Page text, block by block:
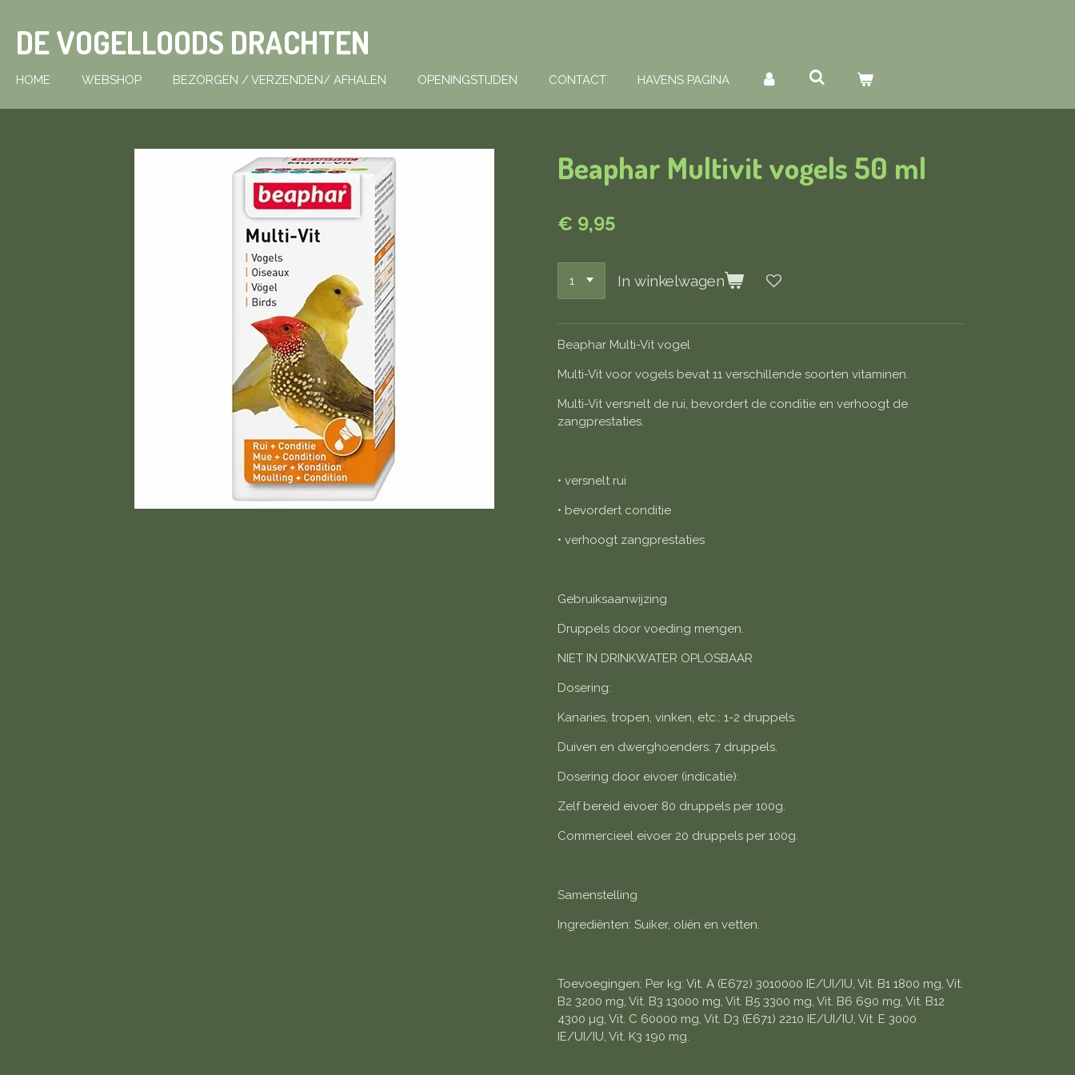
direct
naar
hoofdinhoud
DE VOGELLOODS DRACHTEN
HOME WEBSHOP BEZORGEN / VERZENDEN/ AFHALEN OPENINGSTIJDEN CONTACT HAVENS PAGINA
Beaphar Multivit vogels 50 ml
€ 9,95
In winkelwagen
Beaphar Multi-Vit vogel
Multi-Vit voor vogels bevat 11 verschillende soorten vitaminen.
Multi-Vit versnelt de rui, bevordert de conditie en verhoogt de
zangprestaties.
• versnelt rui
• bevordert conditie
• verhoogt zangprestaties
Gebruiksaanwijzing
Druppels door voeding mengen.
NIET IN DRINKWATER OPLOSBAAR
Dosering:
Kanaries, tropen, vinken, etc.: 1-2 druppels.
Duiven en dwerghoenders: 7 druppels.
Dosering door eivoer (indicatie):
Zelf bereid eivoer 80 druppels per 100g.
Commercieel eivoer 20 druppels per 100g.
Samenstelling
Ingrediënten: Suiker, oliën en vetten.
Toevoegingen: Per kg: Vit. A (E672) 3010000 IE/UI/IU, Vit. B1 1800 mg, Vit.
B2 3200 mg, Vit. B3 13000 mg, Vit. B5 3300 mg, Vit. B6 690 mg, Vit. B12
4300 µg, Vit. C 60000 mg, Vit. D3 (E671) 2210 IE/UI/IU, Vit. E 3000
IE/UI/IU, Vit. K3 190 mg.